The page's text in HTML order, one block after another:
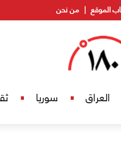
الموقع من نحن
العراق سوريا